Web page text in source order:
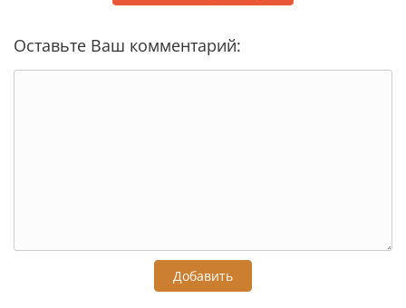
Оставьте Ваш комментарий:
Добавить